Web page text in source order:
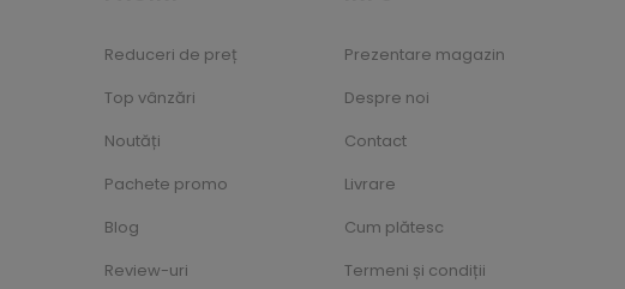
Reduceri de preț
Top vânzări
Noutăți
Pachete promo
Blog
Review-uri
Prezentare magazin
Despre noi
Contact
Livrare
Cum plătesc
Termeni și condiții